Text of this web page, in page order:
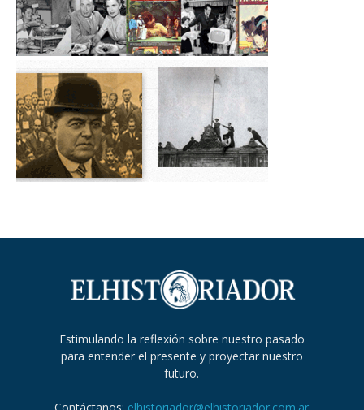
Estimulando la reflexión sobre nuestro pasado
para entender el presente y proyectar nuestro
futuro.
Contáctanos: elhistoriador@elhistoriador.com.ar